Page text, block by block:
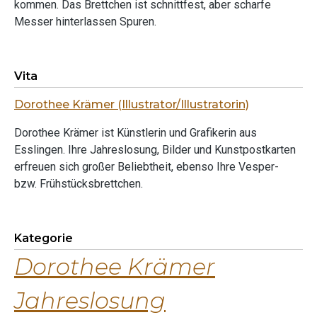
kommen. Das Brettchen ist schnittfest, aber scharfe
Messer hinterlassen Spuren.
Vita
Dorothee Krämer (Illustrator/Illustratorin)
Dorothee Krämer ist Künstlerin und Grafikerin aus
Esslingen. Ihre Jahreslosung, Bilder und Kunstpostkarten
erfreuen sich großer Beliebtheit, ebenso Ihre Vesper-
bzw. Frühstücksbrettchen.
Kategorie
Dorothee Krämer
Jahreslosung